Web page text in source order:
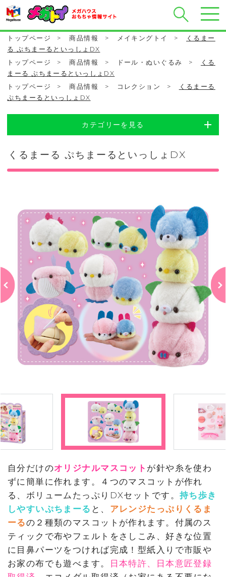
トップページ > 商品情報 > メイキングトイ >
くるまー
る ぷちまーるといっしょDX
トップページ
> 商品情報 > ドール・ぬいぐるみ >
くる
まーる ぷちまーるといっしょDX
トップページ
> 商品情報 > コレクション >
くるまーる
ぷちまーるといっしょDX
カテゴリーを見る
くるまーる ぷちまーるといっしょDX
自分だけのオリジナルマスコット が針や糸を使わ
ずに簡単に作れます。４つのマスコットが作れ
る、ボリュームたっぷりDXセットです。持ち歩き
しやすいぷちまーる と、 アレンジたっぷりくるま
ーるの２種類のマスコットが作れます。付属のス
ティックで布やフェルトをさしこみ、好きな位置
に目鼻パーツをつければ完成！型紙入りで市販や
お家の布でも遊べます。
日本特許、日本意匠登録